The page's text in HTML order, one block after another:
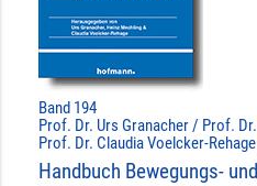
Band 194
Prof. Dr. Urs Granacher / Prof.
Prof. Dr. Claudia Voelcker-
Handbuch Bewegungs-